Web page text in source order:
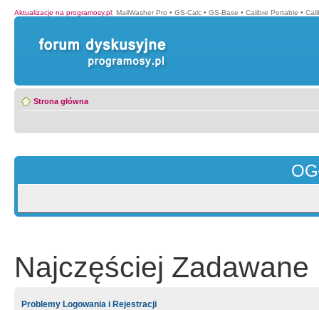
Aktualizacje na programosy.pl: MailWasher Pro • GS-Calc • GS-Base • Calibre Portable •
Strona główna
Najczęściej Zadawane
Problemy Logowania i Rejestracji